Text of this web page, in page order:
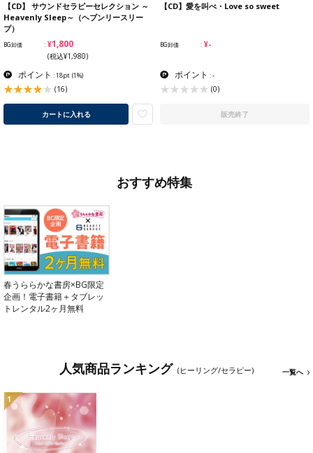
【CD】 サウンドセラピーセレクション ～
Heavenly Sleep～（ヘブンリースリー
プ）
BG卸価 ¥1,800
(税込¥1,980)
ポイント : 18pt (1%)
(16)
カートに入れる
【CD】愛を叫べ・Love so sweet
BG卸価 ¥-
ポイント : -
(0)
販売終了
おすすめ特集
春うららかな書房×BG限定
企画！電子書籍＋タブレッ
トレンタル2ヶ月無料
人気商品ランキング (ヒーリング/セラピー) 一覧へ
1